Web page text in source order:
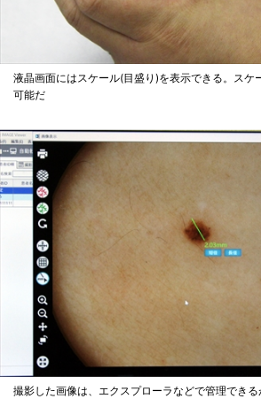
液晶画面にはスケール(目盛り)を表示できる。スケ
可能だ
撮影した画像は、エクスプローラなどで管理でき